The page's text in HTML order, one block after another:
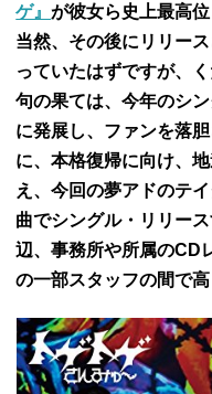
ゲ』が彼女ら史上最高
当然、その後にリリー
っていたはずですが、
句の果ては、今年のシ
に発展し、ファンを落
に、本格復帰に向け、
え、今回の夢アドのテ
曲でシングル・リリー
辺、事務所や所属のCD
の一部スタッフの間で